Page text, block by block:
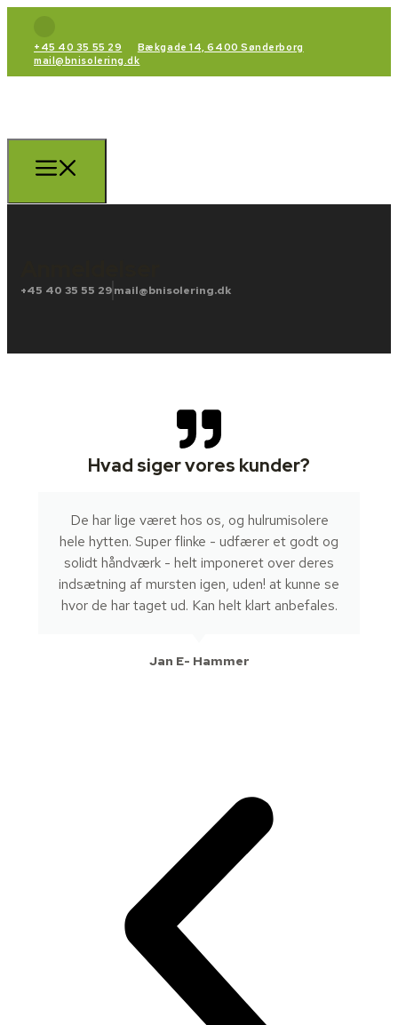
+45 40 35 55 29
Bækgade 14, 6400 Sønderborg
mail@bnisolering.dk
+45 40 35 55 29mail@bnisolering.dk
Hvad siger vores kunder?
De har lige været hos os, og hulrumisolere
hele hytten. Super flinke - udfærer et godt og
solidt håndværk - helt imponeret over deres
indsætning af mursten igen, uden! at kunne se
hvor de har taget ud. Kan helt klart anbefales.
Jan E- Hammer